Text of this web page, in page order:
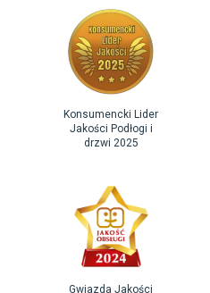
Konsumencki Lider
Jakości Podłogi i
drzwi 2025
Gwiazda Jakości